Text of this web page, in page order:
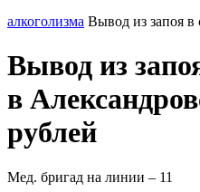
алкоголизма Вывод из запоя в
Вывод из
в
рублей
Мед. бригад на линии – 11